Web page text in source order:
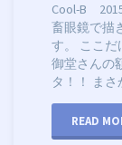
Cool-B
畜眼鏡で描
す。 ここだ
御堂さんの
タ！！ ま
READ